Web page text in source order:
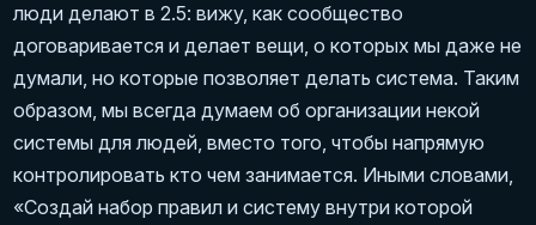
люди делают в 2.5: вижу, как сообщество
договаривается и делает вещи, о которых мы даже не
думали, но которые позволяет делать система. Таким
образом, мы всегда думаем об организации некой
системы для людей, вместо того, чтобы напрямую
контролировать кто чем занимается. Иными словами,
«Создай набор правил и систему внутри которой